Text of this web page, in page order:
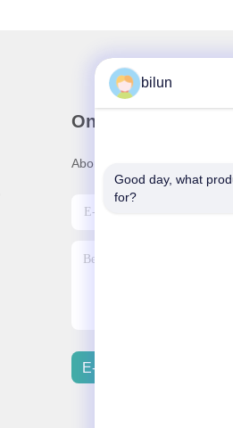
Onze Nieuwsbrief
Abonneer u op onze
E-Mail Verzenden
bilun
Good day, what
for?